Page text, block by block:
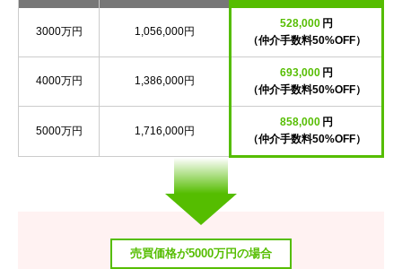
3000万円 1,056,000円
528,000 円
（仲介手数料50%OFF）
4000万円 1,386,000円
693,000 円
（仲介手数料50%OFF）
5000万円 1,716,000円
858,000 円
（仲介手数料50%OFF）
売買価格が5000万円の場合